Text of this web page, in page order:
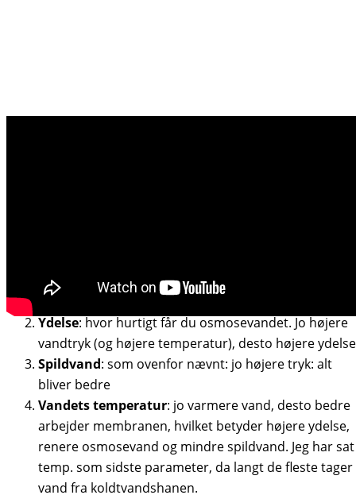
boosterpumpe øger vandtrykket, hvorved anlægget
Ydelse: hvor hurtigt får du osmosevandet. Jo højere
vandtryk (og højere temperatur), desto højere
Spildvand: som ovenfor nævnt: jo højere tryk: alt
bliver bedre
Vandets temperatur: jo varmere vand, desto bedre
arbejder membranen, hvilket betyder højere ydelse,
renere osmosevand og mindre spildvand. Jeg har sat
temp. som sidste parameter, da langt de fleste tager
vand fra koldtvandshanen.